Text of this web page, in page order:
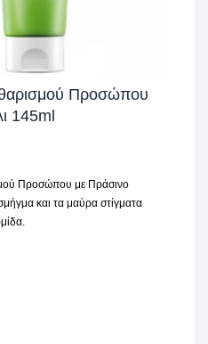
Προσώπου
145ml
Προσώπου με Πράσινο
και τα μαύρα στίγματα